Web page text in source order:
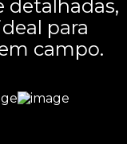
detalhadas,
para
campo.